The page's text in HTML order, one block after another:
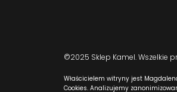
©2025 Sklep Kamel. Wszelkie
Właścicielem witryny jest
Cookies. Analizujemy